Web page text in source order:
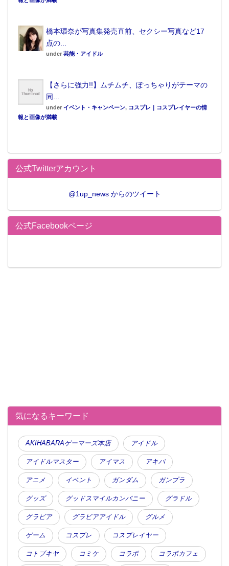
橋本環奈が写真集発売直前、セクシー写真など17
点の...
under 芸能・アイドル
【さらに強力!!】ムチムチ、ぽっちゃりがテーマの
同...
under イベント・キャンペーン, コスプレ｜コスプレイヤーの情
報と画像が満載
公式Twitterアカウント
@1up_news からのツイート
公式Facebookページ
気になるキーワード
AKIHABARAゲーマーズ本店 アイドル
アイドルマスター アイマス アキバ
アニメ イベント ガンダム ガンプラ
グッズ グッドスマイルカンパニー グラドル
グラビア グラビアアイドル グルメ
ゲーム コスプレ コスプレイヤー
コトブキヤ コミケ コラボ コラボカフェ